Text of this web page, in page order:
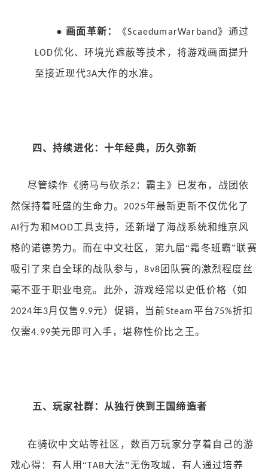
● 画面革新： 《ScaedumarWarband 》通过
LOD优化、环境光遮蔽等技术，将游戏画面提升
至接近现代3A大作的水准。
四、持续进化：十年经典，历久弥新
尽管续作《骑马与砍杀2 ：霸主》已发布，战团依
然保持着旺盛的生命力。2025年最新更新不仅优化了
AI行为和 MOD工具支持，还新增了海战系统和维京风
格的诺德势力。而在中文社区，第九届“霜冬班霸”联赛
吸引了来自全球的战队参与，8v8 团队赛的激烈程度丝
毫不亚于职业电竞。此外，游戏经常以史低价格（如
2024年3月仅售 9.9元）促销，当前Steam平台75%折扣
仅需4.99美元即可入手，堪称性价比之王。
五、玩家社群：从独行侠到王国缔造者
在骑砍中文站等社区，数百万玩家分享着自己的游
戏心得：有人用“ TAB大法”无伤攻城，有人通过培养